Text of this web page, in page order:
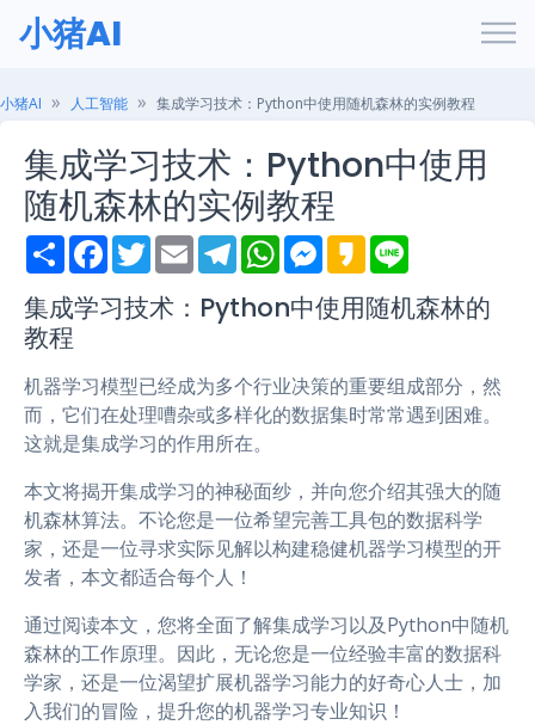
小猪AI
小猪AI 人工智能 集成学习技术：Python中使用随机森林的实例教程
集成学习技术：Python中使用
随机森林的实例教程
S
h
r
e
F
a
e
b
k
T
w
t
t
E
m
T
e
e
g
m
W
h
t
s
p
M
e
s
e
e
r
K
a
a
o
e
集成学习技术：Python中使用随机森林的
教程
机器学习模型已经成为多个行业决策的重要组成部分，然
而，它们在处理嘈杂或多样化的数据集时常常遇到困难。
这就是集成学习的作用所在。
本文将揭开集成学习的神秘面纱，并向您介绍其强大的随
机森林算法。不论您是一位希望完善工具包的数据科学
家，还是一位寻求实际见解以构建稳健机器学习模型的开
发者，本文都适合每个人！
通过阅读本文，您将全面了解集成学习以及Python中随机
森林的工作原理。因此，无论您是一位经验丰富的数据科
学家，还是一位渴望扩展机器学习能力的好奇心人士，加
入我们的冒险，提升您的机器学习专业知识！